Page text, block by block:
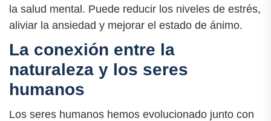
la salud mental. Puede reducir los niveles de estrés,
aliviar la ansiedad y mejorar el estado de ánimo.
La conexión entre la
naturaleza y los seres
humanos
Los seres humanos hemos evolucionado junto con